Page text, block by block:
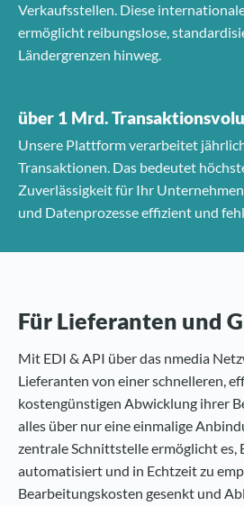
Verkaufsstellen. Diese
ermöglicht reibungslose,
Ländergrenzen hinweg.
über 1 Mrd.
Unsere Plattform verarbeitet
Transaktionen. Das bedeutet
Zuverlässigkeit für Ihr
und Datenprozesse effizient und
Für Lieferanten und
Mit EDI & API über das nmedia
Lieferanten von einer schnelleren,
kostengünstigen Abwicklung ihrer
alles über nur eine einmalige
zentrale Schnittstelle ermöglicht es,
automatisiert und in Echtzeit zu
Bearbeitungskosten gesenkt und